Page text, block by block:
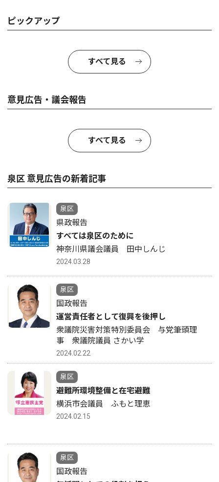
ピックアップ
すべて見る
意見広告・議会報告
すべて見る
泉区 意見広告の新着記事
泉区
県政報告
すべては泉区のために
神奈川県議会議員 田中しんじ
2024.03.28
泉区
国政報告
運営責任者として復興を後押し
衆議院災害対策特別委員会 与党筆頭理
事 衆議院議員 さかい学
2024.02.22
泉区
避難所環境整備と在宅避難
横浜市会議員 ふもと理恵
2024.02.15
泉区
国政報告